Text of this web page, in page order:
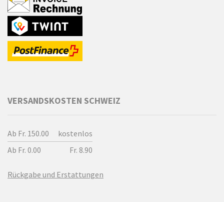
VERSANDSKOSTEN SCHWEIZ
Ab Fr. 150.00
kostenlos
Ab Fr. 0.00
Fr. 8.90
Rückgabe und Erstattungen